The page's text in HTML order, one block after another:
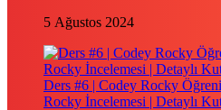
5 Ağustos 2024
Ders #6 | Codey Rocky
Rocky İncelemesi | Detaylı